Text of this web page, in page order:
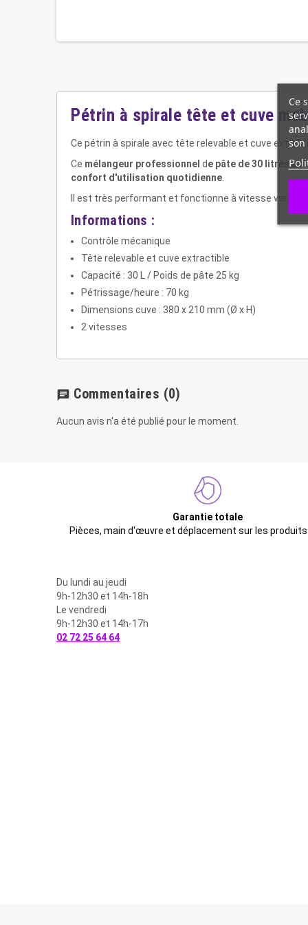
Pétrin à spirale tête et cuve
Ce pétrin à spirale avec tête relevable et cuve
Ce mélangeur professionnel de pâte de 30 litres
confort d'utilisation quotidienne
Il est très performant et fonctionne à vitesse
Informations :
Contrôle mécanique
Tête relevable et cuve extractible
Capacité : 30 L / Poids de pâte 25 kg
Pétrissage/heure : 70 kg
Dimensions cuve : 380 x 210 mm (Ø x H)
2 vitesses
chat Commentaires (0)
Aucun avis n'a été publié pour le moment.
Garantie totale
Pièces, main d'œuvre et déplacement sur les
Du lundi au jeudi
9h-12h30 et 14h-18h
Le vendredi
9h-12h30 et 14h-17h
02 72 25 64 64
Ce
son